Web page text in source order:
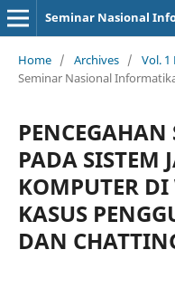
Seminar Nasional
Home / Archives / Vol.
Seminar Nasional
PADA SISTEM
KOMPUTER DI
KASUS
DAN